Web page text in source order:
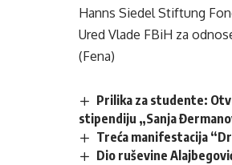
Hanns Siedel Stiftung
Ured Vlade FBiH za
(Fena)
Prilika za studente:
stipendiju „Sanja
Treća manifestacija
Dio ruševine